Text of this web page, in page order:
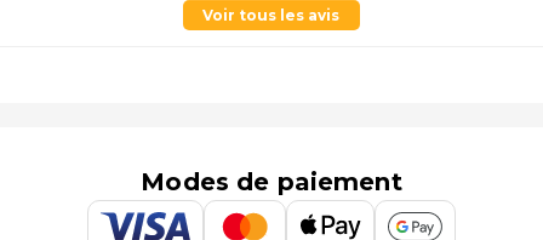
Voir tous les avis
Modes de paiement